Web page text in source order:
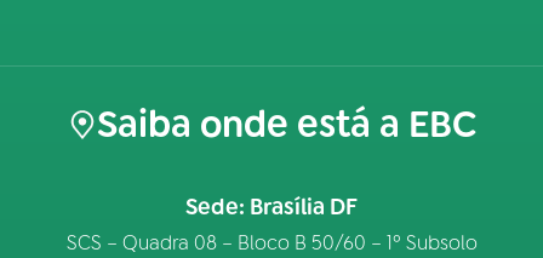
Saiba onde está a EBC
Sede: Brasília DF
SCS – Quadra 08 – Bloco B 50/60 – 1º Subsolo